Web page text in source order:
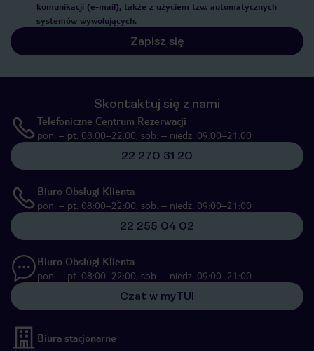
komunikacji (e-mail), także z użyciem tzw. automatycznych
systemów wywołujących.
Zapisz się
Skontaktuj się z nami
Telefoniczne Centrum Rezerwacji
pon. – pt. 08:00–22:00, sob. – niedz. 09:00–21:00
22 270 31 20
Biuro Obsługi Klienta
pon. – pt. 08:00–22:00, sob. – niedz. 09:00–21:00
22 255 04 02
Biuro Obsługi Klienta
pon. – pt. 08:00–22:00, sob. – niedz. 09:00–21:00
Czat w myTUI
Biura stacjonarne